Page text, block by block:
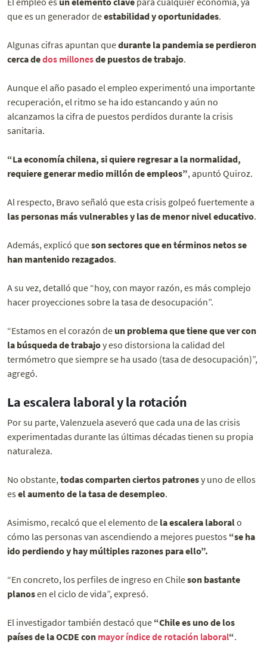
que es un generador deestabilidad y oportunidades.
Algunas cifras apuntan quedurante la pandemia se perdieron
cerca dedos millonesde puestos de trabajo.
Aunque el año pasado el empleo experimentó una importante
recuperación, el ritmo se ha ido estancando y aún no
alcanzamos la cifra de puestos perdidos durante la crisis
sanitaria.
“La economía chilena, si quiere regresar a la normalidad,
requiere generar medio millón de empleos”, apuntó Quiroz.
Al respecto, Bravo señaló que esta crisis golpeó fuertemente a
las personas más vulnerables y las de menor nivel educativo.
Además, explicó queson sectores que en términos netos se
han mantenido rezagados.
A su vez, detalló que “hoy, con mayor razón, es más complejo
hacer proyecciones sobre la tasa de desocupación”.
“Estamos en el corazón de un problema que tiene que ver con
la búsqueda de trabajoy eso distorsiona la calidad del
termómetro que siempre se ha usado (tasa de desocupación)”,
agregó.
La escalera laboral y la rotación
Por su parte, Valenzuela aseveró que cada una de las crisis
experimentadas durante las últimas décadas tienen su propia
naturaleza.
No obstante,todas comparten ciertos patronesy uno de ellos
esel aumento de la tasa de desempleo.
Asimismo, recalcó que el elemento de la escalera laboralo
cómo las personas van ascendiendo a mejores puestos “se ha
ido perdiendo y hay múltiples razones para ello”.
“En concreto, los perfiles de ingreso en Chileson bastante
planosen el ciclo de vida”, expresó.
El investigador también destacó que “Chile es uno de los
países de la OCDE con mayor índice de rotación laboral“.